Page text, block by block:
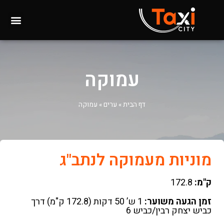
עמוקה
דף הבית» ערים » עמוקה
מוניות מעמוקה לנתב"ג
ק"מ: 172.8
זמן הגעה משוער:
1 ש’ 50 דקות (172.8 ק"מ) דרך
כביש יצחק רבין/כביש 6